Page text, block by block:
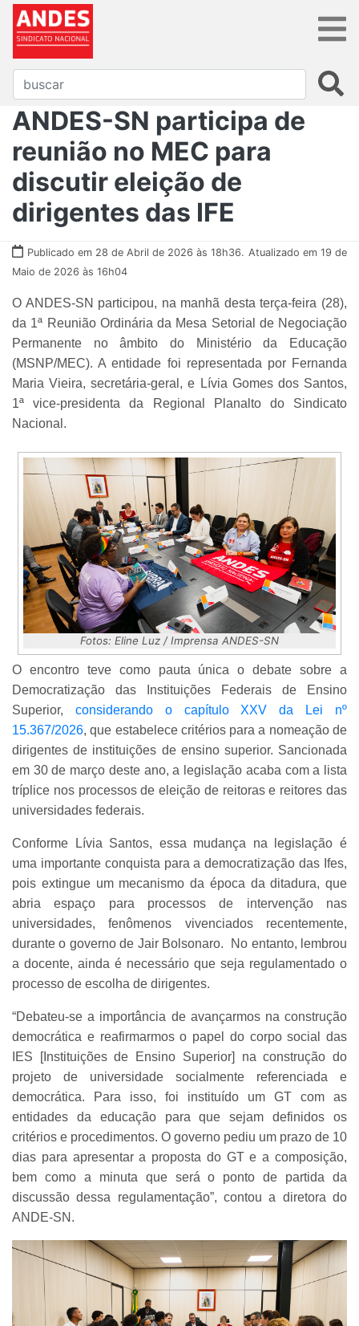
ANDES-SN participa de
reunião no MEC para
discutir eleição de
dirigentes das IFE
Publicado em 28 de Abril de 2026 às 18h36. Atualizado em 19 de
Maio de 2026 às 16h04
O ANDES-SN participou, na manhã desta terça-feira (28),
da 1ª Reunião Ordinária da Mesa Setorial de Negociação
Permanente no âmbito do Ministério da Educação
(MSNP/MEC). A entidade foi representada por Fernanda
Maria Vieira, secretária-geral, e Lívia Gomes dos Santos,
1ª vice-presidenta da Regional Planalto do Sindicato
Nacional.
Fotos: Eline Luz / Imprensa ANDES-SN
O encontro teve como pauta única o debate sobre a
Democratização das Instituições Federais de Ensino
Superior, considerando o capítulo XXV da Lei nº
15.367/2026, que estabelece critérios para a nomeação de
dirigentes de instituições de ensino superior. Sancionada
em 30 de março deste ano, a legislação acaba com a lista
tríplice nos processos de eleição de reitoras e reitores das
universidades federais.
Conforme Lívia Santos, essa mudança na legislação é
uma importante conquista para a democratização das Ifes,
pois extingue um mecanismo da época da ditadura, que
abria espaço para processos de intervenção nas
universidades, fenômenos vivenciados recentemente,
durante o governo de Jair Bolsonaro. No entanto, lembrou
a docente, ainda é necessário que seja regulamentado o
processo de escolha de dirigentes.
“Debateu-se a importância de avançarmos na construção
democrática e reafirmarmos o papel do corpo social das
IES [Instituições de Ensino Superior] na construção do
projeto de universidade socialmente referenciada e
democrática. Para isso, foi instituído um GT com as
entidades da educação para que sejam definidos os
critérios e procedimentos. O governo pediu um prazo de 10
dias para apresentar a proposta do GT e a composição,
bem como a minuta que será o ponto de partida da
discussão dessa regulamentação”, contou a diretora do
ANDE-SN.